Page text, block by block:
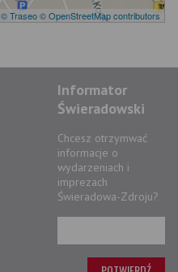
© Traseo© OpenStreetMap contributors
Informator
Świeradowski
Chcesz otrzymwać
informacje o
wydarzeniach i
imprezach
Świeradowa-Zdroju?